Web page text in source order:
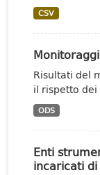
CSV
Risultati del
il rispetto
ODS
Enti
incaricati